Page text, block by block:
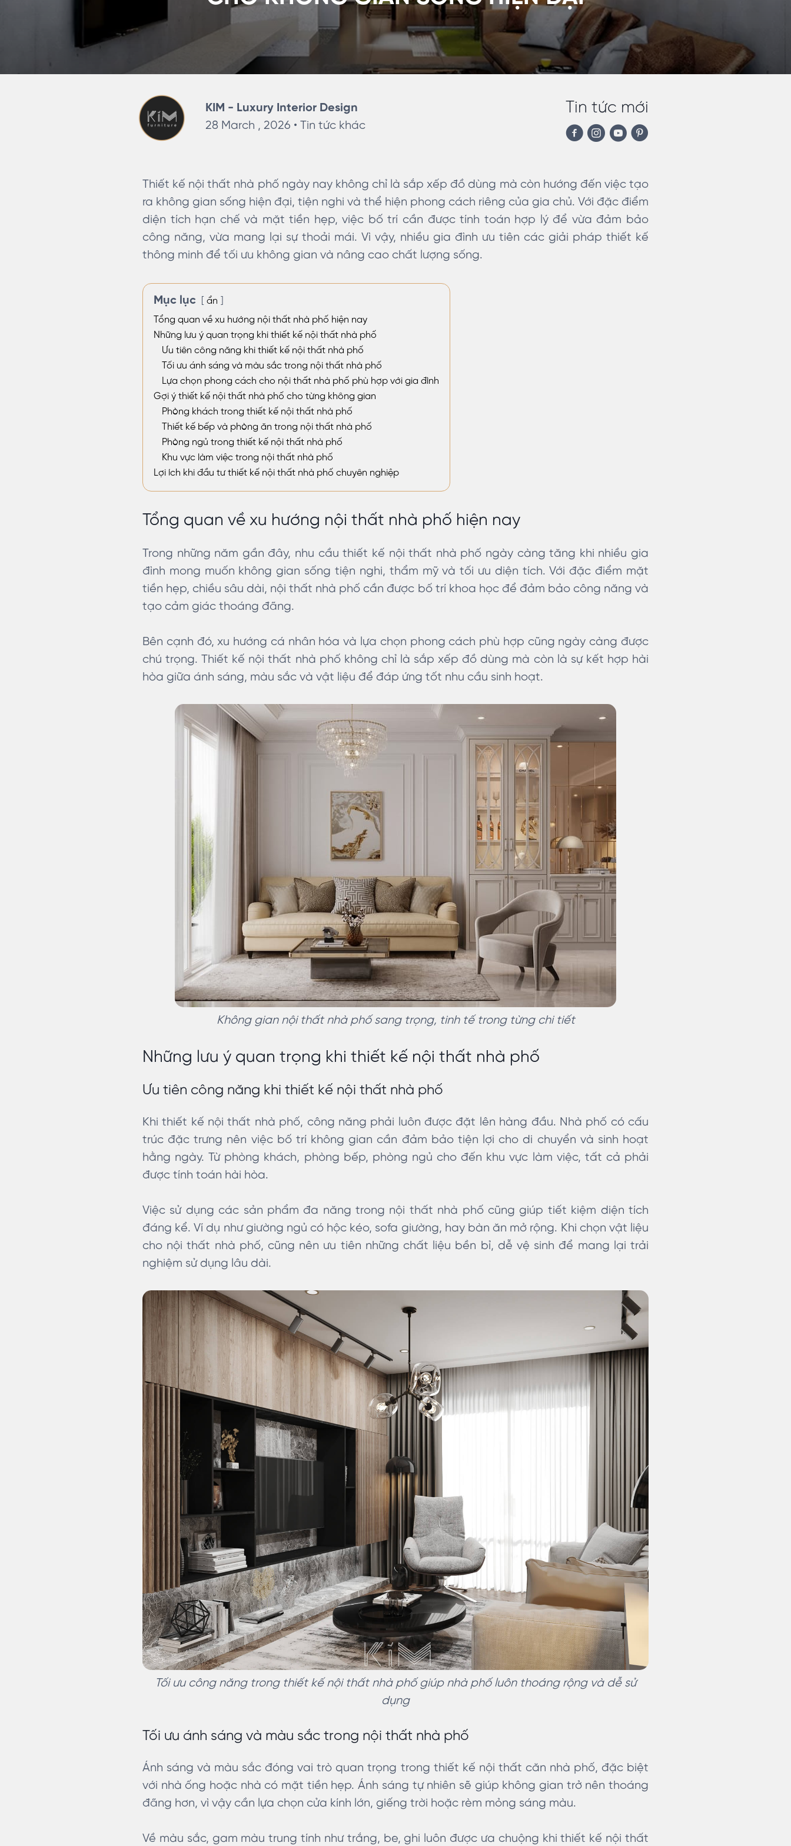
KIM - Luxury Interior Design
28 March , 2026 •Tin tức khác
Tin tức mới
Thiết kế nội thất nhà phố ngày nay không chỉ là sắp xếp đồ dùng mà còn hướng đến việc tạo
ra không gian sống hiện đại, tiện nghi và thể hiện phong cách riêng của gia chủ. Với đặc điểm
diện tích hạn chế và mặt tiền hẹp, việc bố trí cần được tính toán hợp lý để vừa đảm bảo
công năng, vừa mang lại sự thoải mái. Vì vậy, nhiều gia đình ưu tiên các giải pháp thiết kế
thông minh để tối ưu không gian và nâng cao chất lượng sống.
Mục lục
ẩn
Tổng quan về xu hướng nội thất nhà phố hiện nay
Những lưu ý quan trọng khi thiết kế nội thất nhà phố
Ưu tiên công năng khi thiết kế nội thất nhà phố
Tối ưu ánh sáng và màu sắc trong nội thất nhà phố
Lựa chọn phong cách cho nội thất nhà phố phù hợp với gia đình
Gợi ý thiết kế nội thất nhà phố cho từng không gian
Phòng khách trong thiết kế nội thất nhà phố
Thiết kế bếp và phòng ăn trong nội thất nhà phố
Phòng ngủ trong thiết kế nội thất nhà phố
Khu vực làm việc trong nội thất nhà phố
Lợi ích khi đầu tư thiết kế nội thất nhà phố chuyên nghiệp
Tổng quan về xu hướng nội thất nhà phố hiện nay
Trong những năm gần đây, nhu cầu thiết kế nội thất nhà phố ngày càng tăng khi nhiều gia
đình mong muốn không gian sống tiện nghi, thẩm mỹ và tối ưu diện tích. Với đặc điểm mặt
tiền hẹp, chiều sâu dài, nội thất nhà phố cần được bố trí khoa học để đảm bảo công năng và
tạo cảm giác thoáng đãng.
Bên cạnh đó, xu hướng cá nhân hóa và lựa chọn phong cách phù hợp cũng ngày càng được
chú trọng. Thiết kế nội thất nhà phố không chỉ là sắp xếp đồ dùng mà còn là sự kết hợp hài
hòa giữa ánh sáng, màu sắc và vật liệu để đáp ứng tốt nhu cầu sinh hoạt.
Không gian nội thất nhà phố sang trọng, tinh tế trong từng chi tiết
Những lưu ý quan trọng khi thiết kế nội thất nhà phố
Ưu tiên công năng khi thiết kế nội thất nhà phố
Khi thiết kế nội thất nhà phố, công năng phải luôn được đặt lên hàng đầu. Nhà phố có cấu
trúc đặc trưng nên việc bố trí không gian cần đảm bảo tiện lợi cho di chuyển và sinh hoạt
hằng ngày. Từ phòng khách, phòng bếp, phòng ngủ cho đến khu vực làm việc, tất cả phải
được tính toán hài hòa.
Việc sử dụng các sản phẩm đa năng trong nội thất nhà phố cũng giúp tiết kiệm diện tích
đáng kể. Ví dụ như giường ngủ có hộc kéo, sofa giường, hay bàn ăn mở rộng. Khi chọn vật liệu
cho nội thất nhà phố, cũng nên ưu tiên những chất liệu bền bỉ, dễ vệ sinh để mang lại trải
nghiệm sử dụng lâu dài.
Tối ưu công năng trong thiết kế nội thất nhà phố giúp nhà phố luôn thoáng rộng và dễ sử
dụng
Tối ưu ánh sáng và màu sắc trong nội thất nhà phố
Ánh sáng và màu sắc đóng vai trò quan trọng trong thiết kế nội thất căn nhà phố, đặc biệt
với nhà ống hoặc nhà có mặt tiền hẹp. Ánh sáng tự nhiên sẽ giúp không gian trở nên thoáng
đãng hơn, vì vậy cần lựa chọn cửa kính lớn, giếng trời hoặc rèm mỏng sáng màu.
Về màu sắc, gam màu trung tính như trắng, be, ghi luôn được ưa chuộng khi thiết kế nội thất